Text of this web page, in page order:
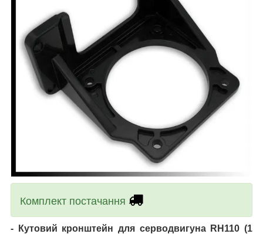
Комплект постачання
- Кутовий кронштейн для серводвигуна RH110 (1